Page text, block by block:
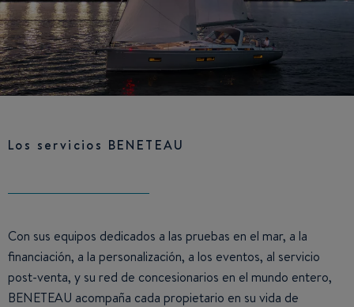
Los servicios BENETEAU
Con sus equipos dedicados a las pruebas en el mar, a la
financiación, a la personalización, a los eventos, al servicio
post-venta, y su red de concesionarios en el mundo entero,
BENETEAU acompaña cada propietario en su vida de